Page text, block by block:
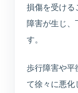
理念・診療体
損傷を受ける
障害が生じ、
す。
歩行障害や平
て徐々に悪化